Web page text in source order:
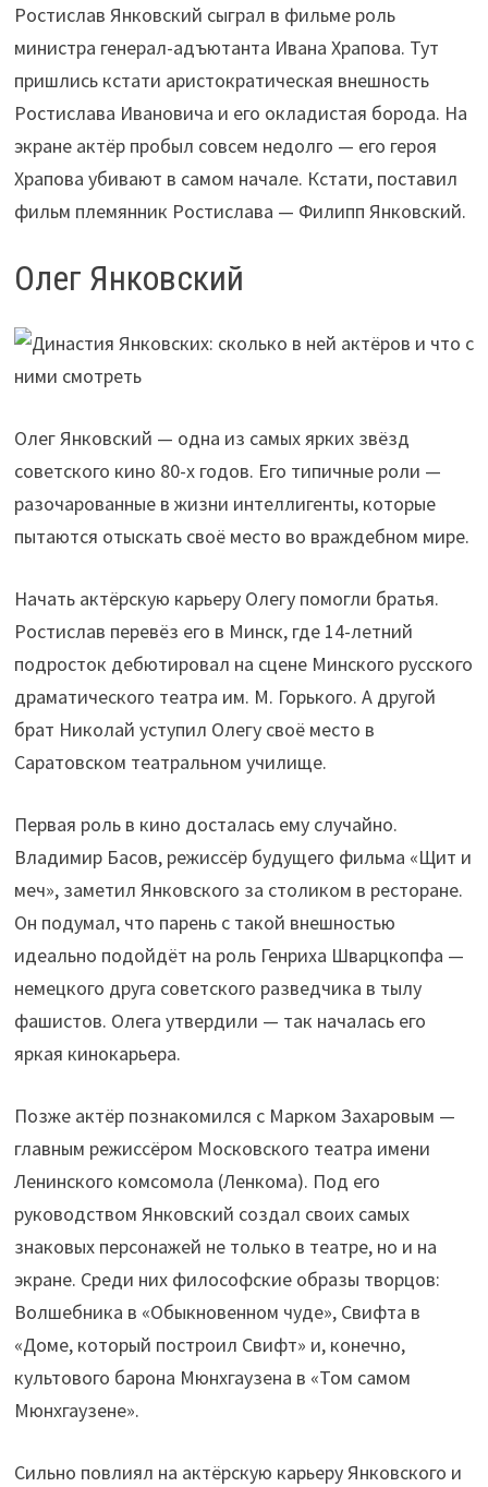
Ростислав Янковский сыграл в фильме роль
министра генерал-адъютанта Ивана Храпова. Тут
пришлись кстати аристократическая внешность
Ростислава Ивановича и его окладистая борода. На
экране актёр пробыл совсем недолго — его героя
Храпова убивают в самом начале. Кстати, поставил
фильм племянник Ростислава — Филипп Янковский.
Олег Янковский
Олег Янковский — одна из самых ярких звёзд
советского кино 80-х годов. Его типичные роли —
разочарованные в жизни интеллигенты, которые
пытаются отыскать своё место во враждебном мире.
Начать актёрскую карьеру Олегу помогли братья.
Ростислав перевёз его в Минск, где 14-летний
подросток дебютировал на сцене Минского русского
драматического театра им. М. Горького. А другой
брат Николай уступил Олегу своё место в
Саратовском театральном училище.
Первая роль в кино досталась ему случайно.
Владимир Басов, режиссёр будущего фильма «Щит и
меч», заметил Янковского за столиком в ресторане.
Он подумал, что парень с такой внешностью
идеально подойдёт на роль Генриха Шварцкопфа —
немецкого друга советского разведчика в тылу
фашистов. Олега утвердили — так началась его
яркая кинокарьера.
Позже актёр познакомился с Марком Захаровым —
главным режиссёром Московского театра имени
Ленинского комсомола (Ленкома). Под его
руководством Янковский создал своих самых
знаковых персонажей не только в театре, но и на
экране. Среди них философские образы творцов:
Волшебника в «Обыкновенном чуде», Свифта в
«Доме, который построил Свифт» и, конечно,
культового барона Мюнхгаузена в «Том самом
Мюнхгаузене».
Сильно повлиял на актёрскую карьеру Янковского и